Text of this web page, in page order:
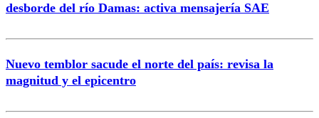
desborde del río Damas: activa mensajería SAE
Nuevo temblor sacude el norte del país: revisa la
magnitud y el epicentro